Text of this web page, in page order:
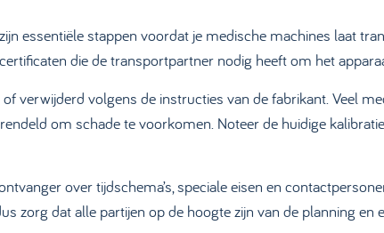
zijn essentiële stappen voordat je medische machines laat
die de transportpartner nodig heeft om het
verwijderd volgens de instructies van de fabrikant. Veel
om schade te voorkomen. Noteer de huidige
over tijdschema’s, speciale eisen en
zorg dat alle partijen op de hoogte zijn van de planning en